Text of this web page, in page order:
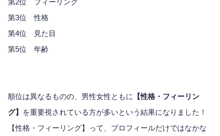
第2位 フィーリング
第3位 性格
第4位 見た目
第5位 年齢
順位は異なるものの、男性女性ともに
【性格・フィーリン
グ】
を重要視されている方が多いという結果になりました！
【性格・フィーリング】って、プロフィールだけではなかな